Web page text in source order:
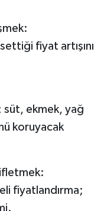
fiyat artışını
ekmek, yağ
koruyacak
fiyatlandırma;